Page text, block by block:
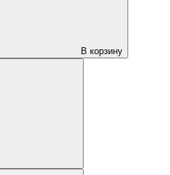
В корзину